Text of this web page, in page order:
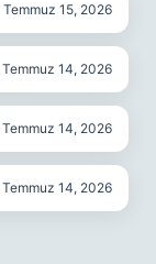
Temmuz 15, 2026
Temmuz 14, 2026
Temmuz 14, 2026
Temmuz 14, 2026